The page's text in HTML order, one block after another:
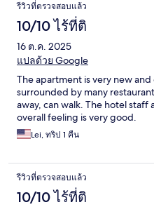
รีวิวที่ตรวจสอบแล้ว
10/10 ไร้ที่ติ
16 ต.ค. 2025
แปลด้วย Google
The apartment is very new
surrounded by many
away, can walk. The hotel
overall feeling is very good.
Lei, ทริป 1 คืน
รีวิวที่ตรวจสอบแล้ว
10/10 ไร้ที่ติ